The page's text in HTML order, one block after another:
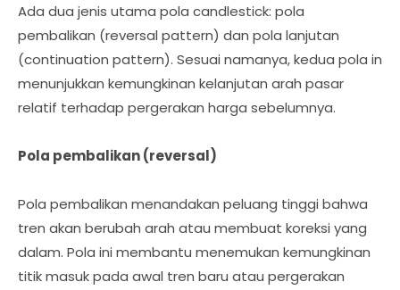
Ada dua jenis utama pola candlestick: pola
pembalikan (reversal pattern) dan pola lanjutan
(continuation pattern). Sesuai namanya, kedua pola in
menunjukkan kemungkinan kelanjutan arah pasar
relatif terhadap pergerakan harga sebelumnya.
Pola pembalikan (reversal)
Pola pembalikan menandakan peluang tinggi bahwa
tren akan berubah arah atau membuat koreksi yang
dalam. Pola ini membantu menemukan kemungkinan
titik masuk pada awal tren baru atau pergerakan